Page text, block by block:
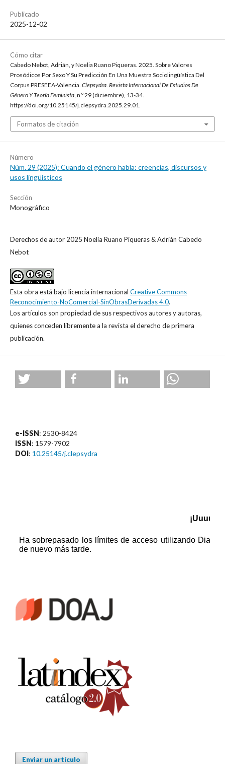
Publicado
2025-12-02
Cómo citar
Cabedo Nebot, Adrián, y Noelia Ruano Piqueras. 2025. Sobre Valores
Prosódicos Por Sexo Y Su Predicción En Una Muestra Sociolingüística Del
Corpus PRESEEA-Valencia. Clepsydra. Revista Internacional De Estudios De
Género Y Teoría Feminista , n.º 29 (diciembre), 13-34.
https://doi.org/10.25145/j.clepsydra.2025.29.01.
Formatos de citación
Número
Núm. 29 (2025): Cuando el género habla: creencias, discursos y
usos lingüísticos
Sección
Monográfico
Derechos de autor 2025 Noelia Ruano Piqueras & Adrián Cabedo
Nebot
Esta obra está bajo licencia internacional Creative Commons
Reconocimiento-NoComercial-SinObrasDerivadas 4.0.
Los artículos son propiedad de sus respectivos autores y autoras,
quienes conceden libremente a la revista el derecho de primera
publicación.
e-ISSN: 2530-8424
ISSN: 1579-7902
DOI: 10.25145/j.clepsydra
Enviar un artículo